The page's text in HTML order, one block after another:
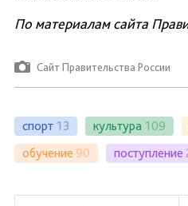
По материалам сайта
Сайт Правительства России
спорт 13 культура 109
обучение 90 поступление